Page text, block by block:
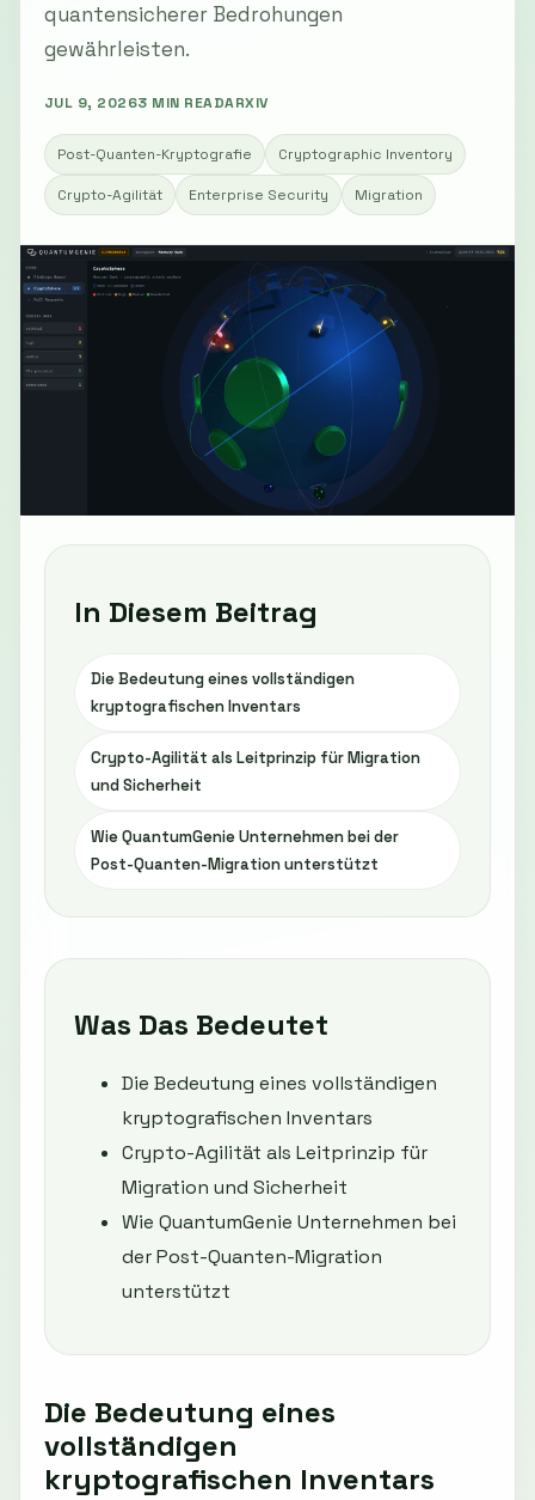
quantensicherer Bedrohungen
gewährleisten.
JUL 9, 20263 MIN READARXIV
Post-Quanten-Kryptografie Cryptographic Inventory
Crypto-Agilität Enterprise Security Migration
In Diesem Beitrag
Die Bedeutung eines vollständigen
kryptografischen Inventars
Crypto-Agilität als Leitprinzip für Migration
und Sicherheit
Wie QuantumGenie Unternehmen bei der
Post-Quanten-Migration unterstützt
Was Das Bedeutet
Die Bedeutung eines vollständigen
kryptografischen Inventars
Crypto-Agilität als Leitprinzip für
Migration und Sicherheit
Wie QuantumGenie Unternehmen bei
der Post-Quanten-Migration
unterstützt
Die Bedeutung eines
vollständigen
kryptografischen Inventars